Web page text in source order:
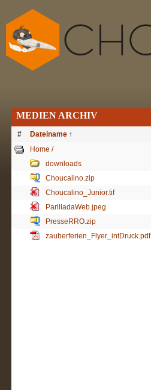
MEDIEN ARCHIV
# Dateiname ↑
Home /
downloads
Choucalino.zip
Choucalino_Junior.tif
ParilladaWeb.jpeg
PresseRRO.zip
zauberferien_Flyer_intDruck.pdf